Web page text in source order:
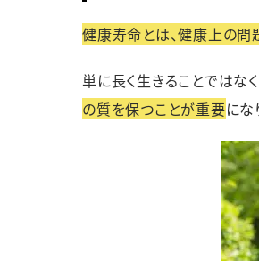
健康寿命とは、健康上の問
単に長く生きることではなく
の質を保つことが重要にな